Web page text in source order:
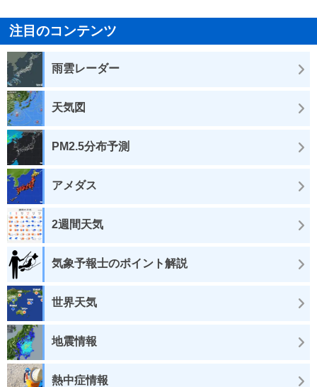
注目のコンテンツ
雨雲レーダー
天気図
PM2.5分布予測
アメダス
2週間天気
気象予報士のポイント解説
世界天気
地震情報
熱中症情報